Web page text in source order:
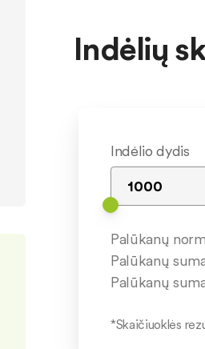
Indėlių
Indėlio dydis
Palūkanų
Palūkanų
Palūkanų
*Skaičiuoklės